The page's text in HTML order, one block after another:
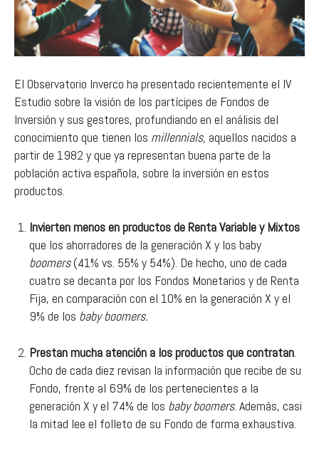
El Observatorio Inverco ha presentado recientemente el IV
Estudio sobre la visión de los partícipes de Fondos de
Inversión y sus gestores, profundiando en el análisis del
conocimiento que tienen los millennials, aquellos nacidos a
partir de 1982 y que ya representan buena parte de la
población activa española, sobre la inversión en estos
productos.
Invierten menos en productos de Renta Variable y Mixtos
que los ahorradores de la generación X y los baby
boomers(41% vs. 55% y 54%). De hecho, uno de cada
cuatro se decanta por los Fondos Monetarios y de Renta
Fija, en comparación con el 10% en la generación X y el
9% de los baby boomers.
Prestan mucha atención a los productos que contratan.
Ocho de cada diez revisan la información que recibe de su
Fondo, frente al 69% de los pertenecientes a la
generación X y el 74% de los baby boomers. Además, casi
la mitad lee el folleto de su Fondo de forma exhaustiva.